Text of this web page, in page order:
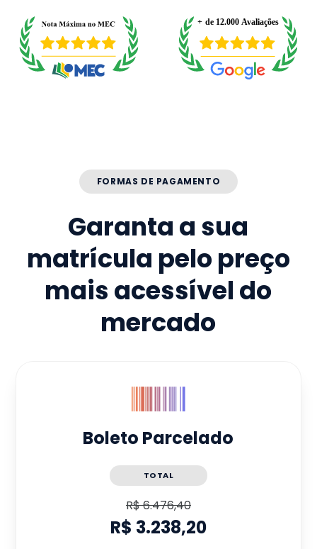
FORMAS DE PAGAMENTO
Garanta a sua
matrícula pelo preço
mais acessível do
mercado
Boleto Parcelado
TOTAL
R$ 6.476,40
R$ 3.238,20